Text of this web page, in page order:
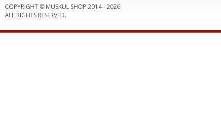
COPYRIGHT © MUSKUL SHOP 2014 -2026
ALL RIGHTS RESERVED.